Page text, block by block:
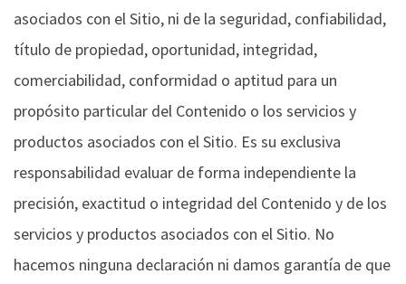
asociados con el Sitio, ni de la seguridad, confiabilidad,
título de propiedad, oportunidad, integridad,
comerciabilidad, conformidad o aptitud para un
propósito particular del Contenido o los servicios y
productos asociados con el Sitio. Es su exclusiva
responsabilidad evaluar de forma independiente la
precisión, exactitud o integridad del Contenido y de los
servicios y productos asociados con el Sitio. No
hacemos ninguna declaración ni damos garantía de que